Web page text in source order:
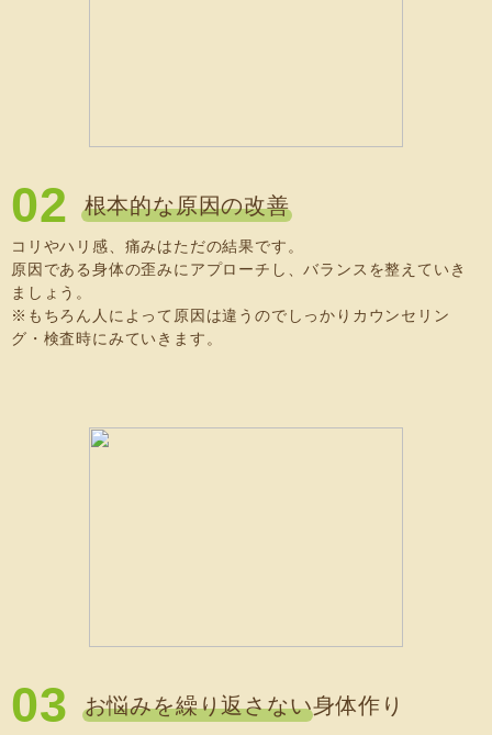
02 根本的な原因の改善
コリやハリ感、痛みはただの結果です。
原因である身体の歪みにアプローチし、バランスを整えていき
ましょう。
※もちろん人によって原因は違うのでしっかりカウンセリン
グ・検査時にみていきます。
03 お悩みを繰り返さない身体作り